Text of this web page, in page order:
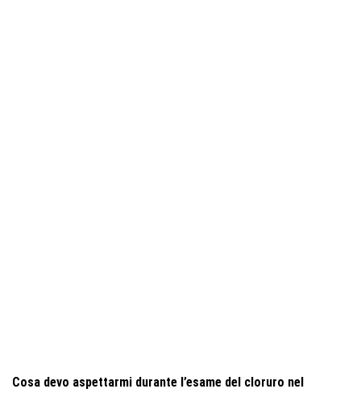
Cosa devo aspettarmi durante l’esame del cloruro nel